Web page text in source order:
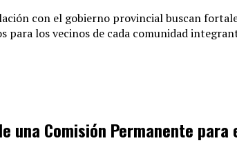
con el gobierno provincial buscan
para los vecinos de cada comunidad
una Comisión Permanente